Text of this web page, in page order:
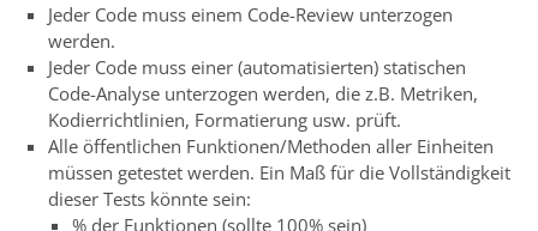
Jeder Code muss einem Code-Review unterzogen
werden.
Jeder Code muss einer (automatisierten) statischen
Code-Analyse unterzogen werden, die z.B. Metriken,
Kodierrichtlinien, Formatierung usw. prüft.
Alle öffentlichen Funktionen/Methoden aller Einheiten
müssen getestet werden. Ein Maß für die Vollständigkeit
dieser Tests könnte sein:
% der Funktionen (sollte 100% sein)